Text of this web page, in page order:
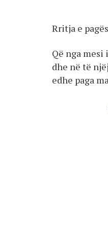
Rritja e
Që nga
dhe në të
edhe paga